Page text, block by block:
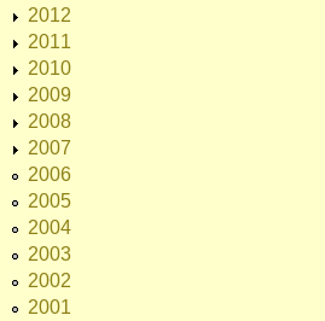
2012
2011
2010
2009
2008
2007
2006
2005
2004
2003
2002
2001